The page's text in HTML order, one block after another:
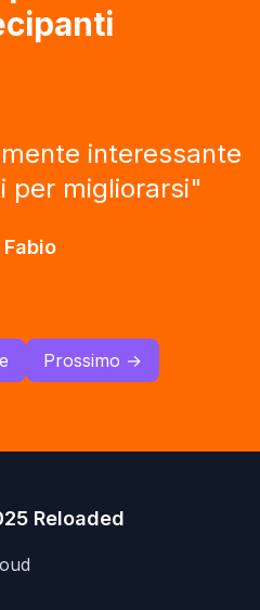
interessante
per migliorarsi"
Fabio
Prossimo →
Reloaded